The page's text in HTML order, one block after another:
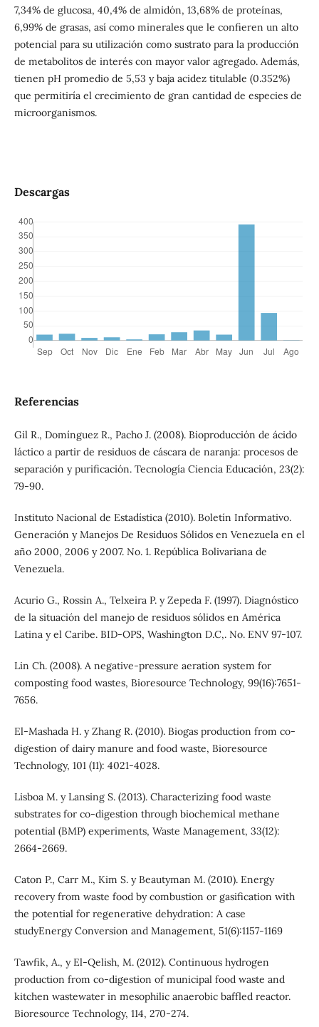
7,34% de glucosa, 40,4% de almidón, 13,68% de proteínas,
6,99% de grasas, así como minerales que le confieren un alto
potencial para su utilización como sustrato para la producción
de metabolitos de interés con mayor valor agregado. Además,
tienen pH promedio de 5,53 y baja acidez titulable (0.352%)
que permitiría el crecimiento de gran cantidad de especies de
microorganismos.
Descargas
Referencias
Gil R., Domínguez R., Pacho J. (2008). Bioproducción de ácido
láctico a partir de residuos de cáscara de naranja: procesos de
separación y purificación. Tecnología Ciencia Educación, 23(2):
79-90.
Instituto Nacional de Estadística (2010). Boletín Informativo.
Generación y Manejos De Residuos Sólidos en Venezuela en el
año 2000, 2006 y 2007. No. 1. República Bolivariana de
Venezuela.
Acurio G., Rossin A., Telxeira P. y Zepeda F. (1997). Diagnóstico
de la situación del manejo de residuos sólidos en América
Latina y el Caribe. BID-OPS, Washington D.C,. No. ENV 97-107.
Lin Ch. (2008). A negative-pressure aeration system for
composting food wastes, Bioresource Technology, 99(16):7651-
7656.
El-Mashada H. y Zhang R. (2010). Biogas production from co-
digestion of dairy manure and food waste, Bioresource
Technology, 101 (11): 4021-4028.
Lisboa M. y Lansing S. (2013). Characterizing food waste
substrates for co-digestion through biochemical methane
potential (BMP) experiments, Waste Management, 33(12):
2664-2669.
Caton P., Carr M., Kim S. y Beautyman M. (2010). Energy
recovery from waste food by combustion or gasification with
the potential for regenerative dehydration: A case
studyEnergy Conversion and Management, 51(6):1157-1169
Tawfik, A., y El-Qelish, M. (2012). Continuous hydrogen
production from co-digestion of municipal food waste and
kitchen wastewater in mesophilic anaerobic baffled reactor.
Bioresource Technology, 114, 270-274.